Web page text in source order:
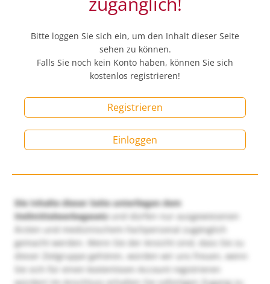
Bitte loggen Sie sich ein, um den Inhalt dieser Seite
sehen zu können.
Falls Sie noch kein Konto haben, können Sie sich
kostenlos registrieren!
Registrieren
Einloggen
Die Inhalte dieser Seite unterliegen dem
Heilmittelwerbegesetzund dürfen nur ausgewiesenen
Ärzten und medizinischem Fachpersonal zugänglich
gemacht werden. Wenn Sie der Ansicht sind, dass Sie zu
dieser Zielgruppe gehören, würden wir uns freuen, wenn
Sie sich für einen kostenlosen Account registrieren